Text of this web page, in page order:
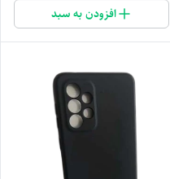
افزودن به سبد